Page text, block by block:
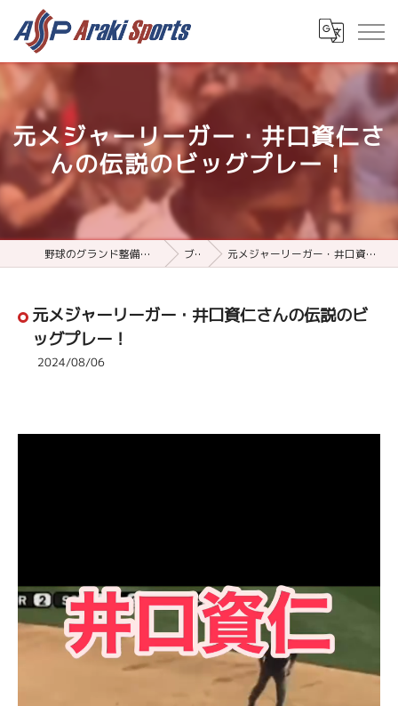
元メジャーリーガー・井口資仁さ
んの伝説のビッグプレー！
野球のグランド整備用品ならアラキスポーツ ブログ 元メジャーリーガー・井口資仁さんの伝説のビッグプレー！
元メジャーリーガー・井口資仁さんの伝説のビ
ッグプレー！
2024/08/06